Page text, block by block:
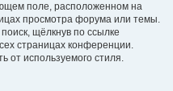
поле, расположенном на
просмотра форума или темы.
щёлкнув по ссылке
страницах конференции.
от используемого стиля.